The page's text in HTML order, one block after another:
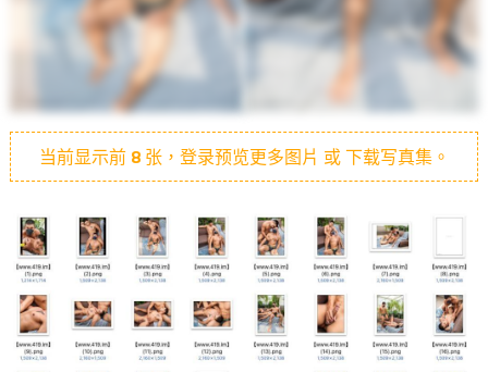
当前显示前 8张，登录预览更多图片 或 下载写真集。